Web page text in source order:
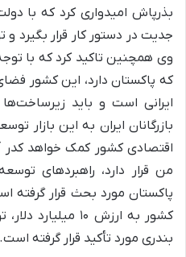
بذرپاش امیدواری کرد که با
جدیت در دستور کار قرار بگیرد و
وی همچنین تاکید کرد که با
که پاکستان دارد، این کشور
ایرانی است و باید
بازرگانان ایران به این بازار
اقتصادی کشور کمک خواهد کدر
من قرار دارد، راهبردهای
پاکستان مورد بحث قرار گرفته
کشور به ارزش ۱۰
بندری مورد تأکید قرار گرفته است.